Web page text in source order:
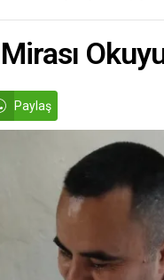
Mirası
Paylaş